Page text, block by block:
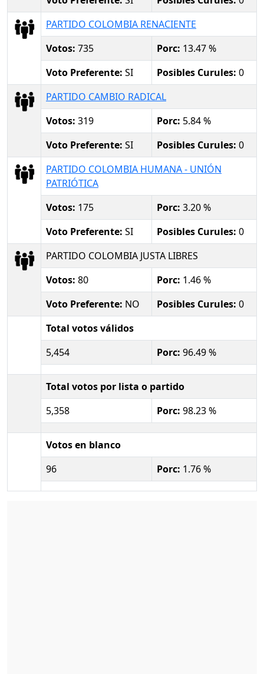
PARTIDO COLOMBIA RENACIENTE
Votos: 735 Porc: 13.47 %
Voto Preferente: SI Posibles Curules: 0
PARTIDO CAMBIO RADICAL
Votos: 319 Porc: 5.84 %
Voto Preferente: SI Posibles Curules: 0
PARTIDO COLOMBIA HUMANA - UNIÓN
PATRIÓTICA
Votos: 175 Porc: 3.20 %
Voto Preferente: SI Posibles Curules: 0
PARTIDO COLOMBIA JUSTA LIBRES
Votos: 80 Porc: 1.46 %
Voto Preferente: NO Posibles Curules: 0
Total votos válidos
5,454
Porc: 96.49 %
Total votos por lista o partido
5,358
Porc: 98.23 %
Votos en blanco
96
Porc: 1.76 %